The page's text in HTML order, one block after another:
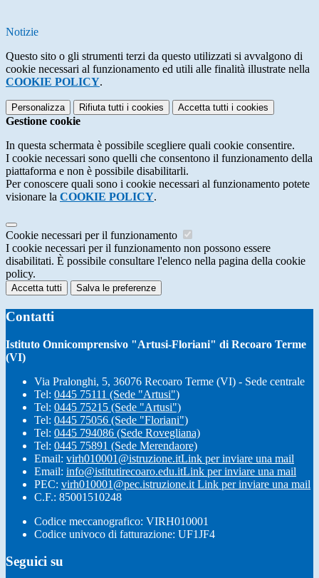
Notizie
Questo sito o gli strumenti terzi da questo utilizzati si avvalgono di
cookie necessari al funzionamento ed utili alle finalità illustrate nella
COOKIE POLICY.
Personalizza Rifiuta tutti i cookies Accetta tutti i cookies
Gestione cookie
In questa schermata è possibile scegliere quali cookie consentire.
I cookie necessari sono quelli che consentono il funzionamento della
piattaforma e non è possibile disabilitarli.
Per conoscere quali sono i cookie necessari al funzionamento potete
visionare la COOKIE POLICY.
Cookie necessari per il funzionamento
I cookie necessari per il funzionamento non possono essere
disabilitati. È possibile consultare l'elenco nella pagina della cookie
policy.
Accetta tutti Salva le preferenze
Contatti
Istituto Onnicomprensivo "Artusi-Floriani" di Recoaro Terme
(VI)
Via Pralonghi, 5, 36076 Recoaro Terme (VI) - Sede centrale
Tel: 0445 75111 (Sede "Artusi")
Tel: 0445 75215 (Sede "Artusi")
Tel: 0445 75056 (Sede "Floriani")
Tel: 0445 794086 (Sede Rovegliana)
Tel: 0445 75891 (Sede Merendaore)
Email: virh010001@istruzione.itLink per inviare una mail
Email: info@istitutirecoaro.edu.itLink per inviare una mail
PEC: virh010001@pec.istruzione.it Link per inviare una mail
C.F.: 85001510248
Codice meccanografico: VIRH010001
Codice univoco di fatturazione: UF1JF4
Seguici su